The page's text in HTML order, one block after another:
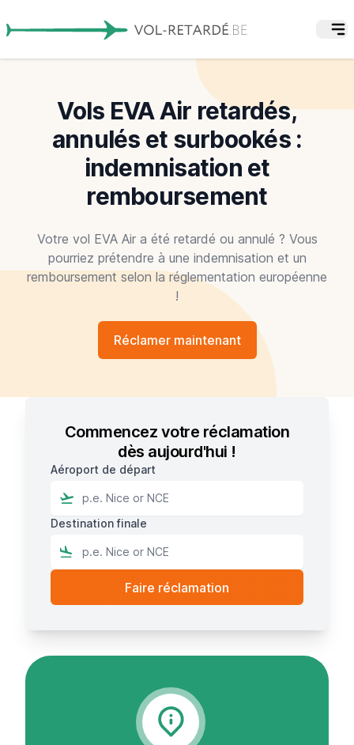
Vols EVA Air retardés,
annulés et surbookés :
indemnisation et
remboursement
Votre vol EVA Air a été retardé ou annulé ? Vous
pourriez prétendre à une indemnisation et un
remboursement selon la réglementation européenne
!
Réclamer maintenant
Commencez votre réclamation
dès aujourd'hui !
Aéroport de départ
Destination finale